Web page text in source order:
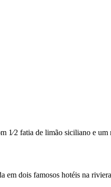
1⁄2 fatia de limão siciliano e um
em dois famosos hotéis na